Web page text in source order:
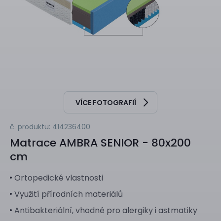
VÍCE FOTOGRAFIÍ
č. produktu: 414236400
Matrace AMBRA SENIOR - 80x200
cm
Ortopedické vlastnosti
Využití přírodních materiálů
Antibakteriální, vhodné pro alergiky i astmatiky